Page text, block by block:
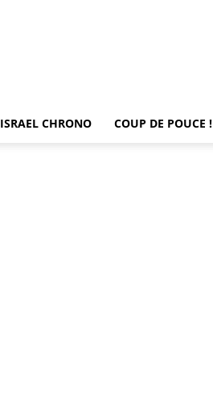
ISRAEL CHRONO COUP DE POUCE !